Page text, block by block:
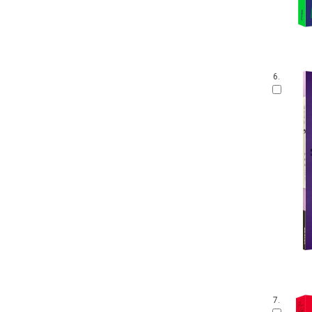
6.
7.